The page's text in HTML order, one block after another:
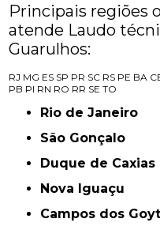
Principais regiões
atende Laudo
Guarulhos:
RJ MG ES SP PR SC RS PE BA
PB PI RN RO RR SE TO
Rio de Janeiro
São Gonçalo
Duque de Caxias
Nova Iguaçu
Campos dos